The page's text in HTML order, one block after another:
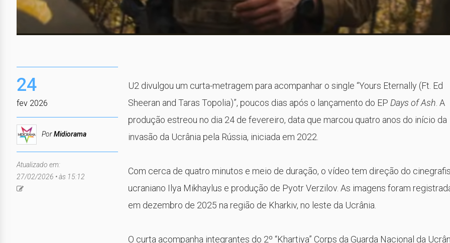
24
fev 2026
PorMidiorama
Atualizado em:
27/02/2026 • às 15:12
U2 divulgou um curta-metragem para acompanhar o single “Yours Eternally (Ft. Ed
Sheeran and Taras Topolia)”, poucos dias após o lançamento do EP Days of Ash . A
produção estreou no dia 24 de fevereiro, data que marcou quatro anos do início da
invasão da Ucrânia pela Rússia, iniciada em 2022.
Com cerca de quatro minutos e meio de duração, o vídeo tem direção do
ucraniano Ilya Mikhaylus e produção de Pyotr Verzilov. As imagens foram
em dezembro de 2025 na região de Kharkiv, no leste da Ucrânia.
O curta acompanha integrantes do 2º “Khartiya” Corps da Guarda Nacional da